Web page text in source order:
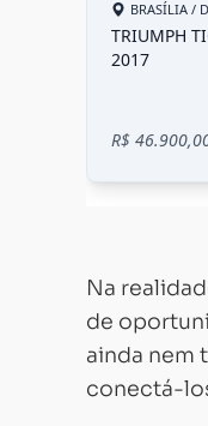
Na
de
ainda nem
conectá-